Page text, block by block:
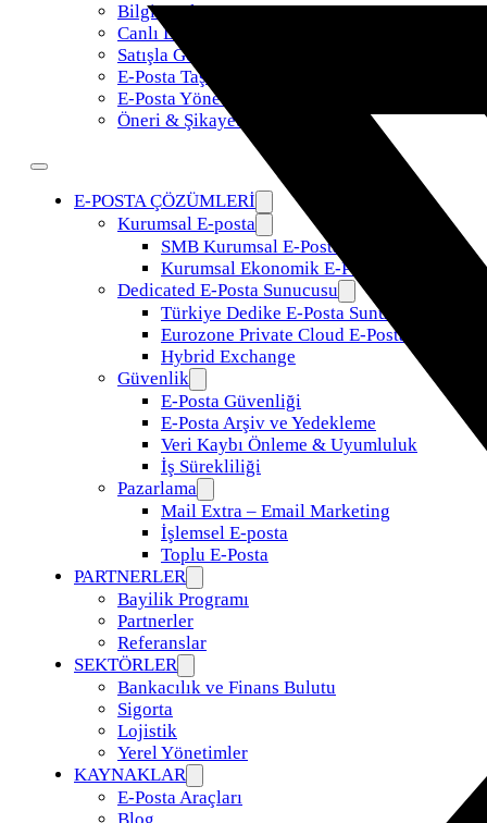
Bilgi Bankası
Canlı Destek
Satışla Görüş
E-Posta Taşıma
E-Posta Yönetimi
Öneri & Şikayet
E-POSTA ÇÖZÜMLERİ
Kurumsal E-posta
SMB Kurumsal E-Posta
Kurumsal Ekonomik E-Posta
Dedicated E-Posta Sunucusu
Türkiye Dedike E-Posta Sunucusu
Eurozone Private Cloud E-Posta
Hybrid Exchange
Güvenlik
E-Posta Güvenliği
E-Posta Arşiv ve Yedekleme
Veri Kaybı Önleme & Uyumluluk
İş Sürekliliği
Pazarlama
Mail Extra – Email Marketing
İşlemsel E-posta
Toplu E-Posta
PARTNERLER
Bayilik Programı
Partnerler
Referanslar
SEKTÖRLER
Bankacılık ve Finans Bulutu
Sigorta
Lojistik
Yerel Yönetimler
KAYNAKLAR
E-Posta Araçları